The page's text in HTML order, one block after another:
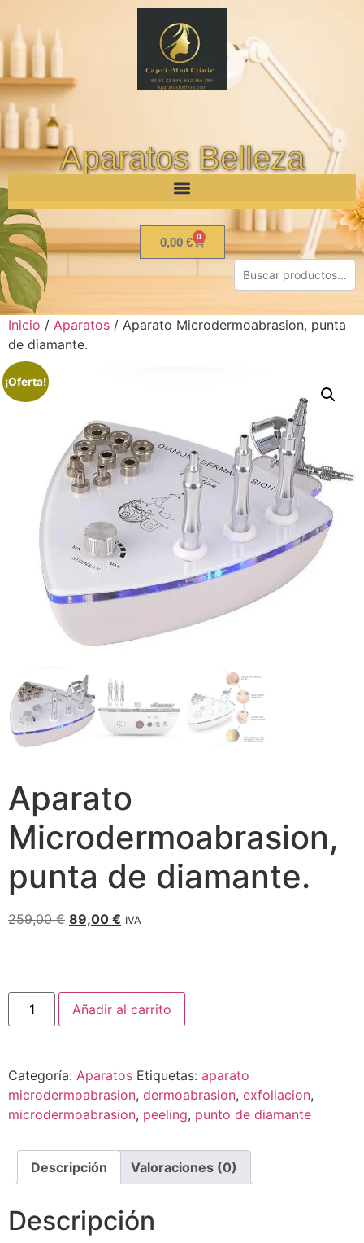
Aparatos Belleza
0,00 € 0
Inicio / Aparatos / Aparato Microdermoabrasion, punta
de diamante.
¡Oferta!
Aparato
Microdermoabrasion,
punta de diamante.
259,00€ 89,00 € IVA
Añadir al carrito
Categoría: Aparatos Etiquetas: aparato
microdermoabrasion, dermoabrasion, exfoliacion,
microdermoabrasion, peeling, punto de diamante
Descripción Valoraciones (0)
Descripción